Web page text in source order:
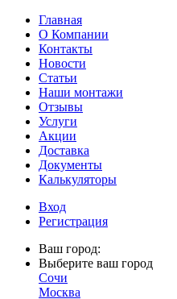
Главная
О Компании
Контакты
Новости
Статьи
Наши монтажи
Отзывы
Услуги
Акции
Доставка
Документы
Калькуляторы
Вход
Регистрация
Ваш город:
Выберите ваш город
Сочи
Москва